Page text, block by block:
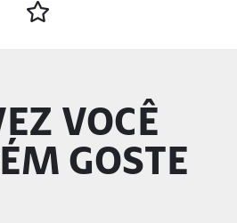
VOCÊ
GOSTE